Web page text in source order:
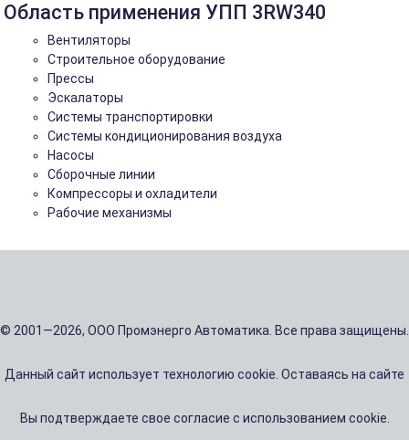
Область применения УПП 3RW340
Вентиляторы
Строительное оборудование
Прессы
Эскалаторы
Системы транспортировки
Системы кондиционирования воздуха
Насосы
Сборочные линии
Компрессоры и охладители
Рабочие механизмы
© 2001—2026, ООО Промэнерго Автоматика. Все права защищены.
Данный сайт использует технологию cookie. Оставаясь на сайте
Вы подтверждаете свое согласие с использованием cookie.